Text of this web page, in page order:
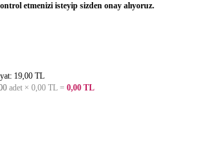
etmenizi isteyip sizden onay alıyoruz.
19,00 TL
adet × 0,00 TL= 0,00 TL